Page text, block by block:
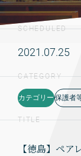
SCHEDULED
2021.07.25
CATEGORY
カテゴリー 保護者
TITLE
【徳島】ペ